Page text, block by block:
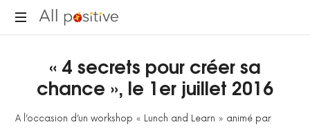
All
réinventer."
« 4 secrets pour créer sa
chance », le 1er juillet 2016
A l’occasion d’un workshop « Lunch and Learn » animé par